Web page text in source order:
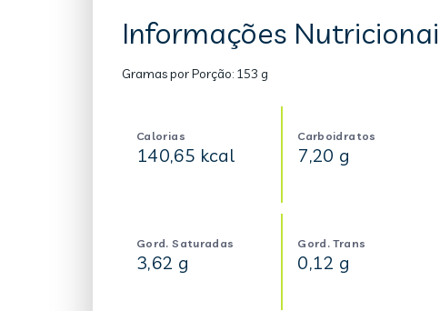
Informações
Gramas por Porção: 153 g
Calorias
140,65 kcal
Carboidratos
7,20 g
Gord. Saturadas
3,62 g
Gord. Trans
0,12 g